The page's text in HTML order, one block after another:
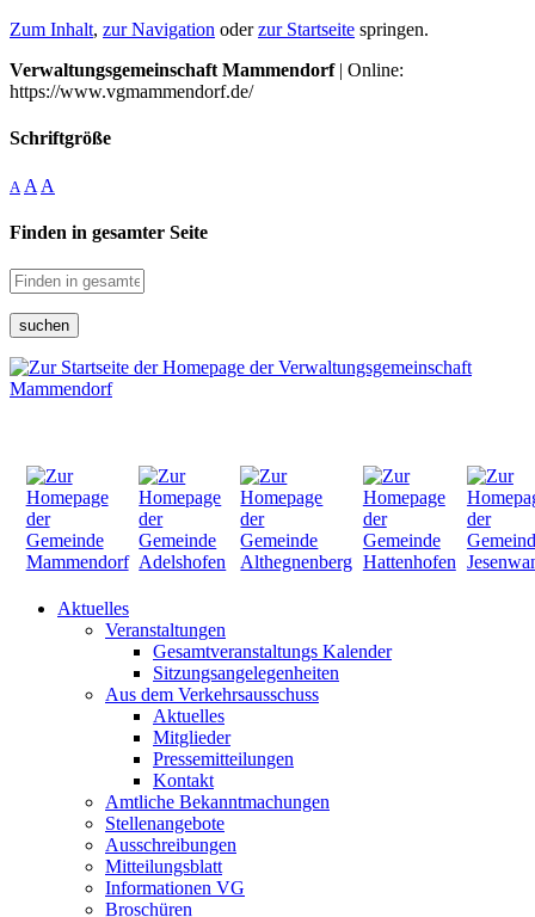
Zum Inhalt, zur Navigation oderzur Startseite springen.
Verwaltungsgemeinschaft Mammendorf| Online:
https://www.vgmammendorf.de/
Schriftgröße
A A A
Finden in gesamter Seite
suchen
Aktuelles
Veranstaltungen
Gesamtveranstaltungs Kalender
Sitzungsangelegenheiten
Aus dem Verkehrsausschuss
Aktuelles
Mitglieder
Pressemitteilungen
Kontakt
Amtliche Bekanntmachungen
Stellenangebote
Ausschreibungen
Mitteilungsblatt
Informationen VG
Broschüren